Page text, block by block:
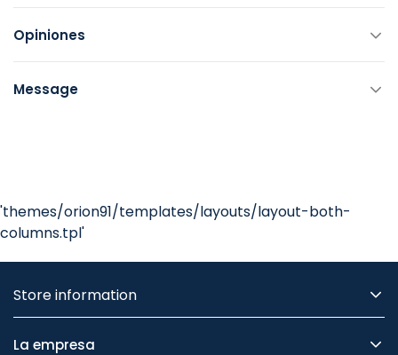
Opiniones
Message
'themes/orion91/templates/layouts/layout-both-
columns.tpl'
Store information
La empresa